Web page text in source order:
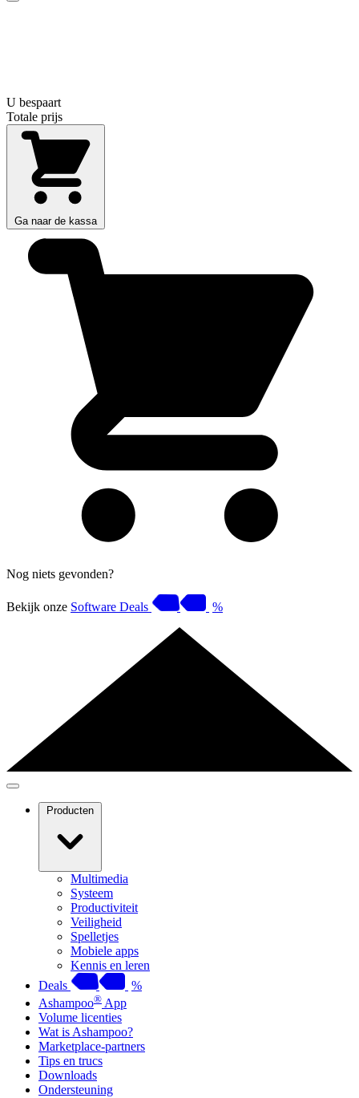
U bespaart
Totale prijs
Ga naar de kassa
Nog niets gevonden?
Bekijk onze Software Deals %
Producten
Multimedia
Systeem
Productiviteit
Veiligheid
Spelletjes
Mobiele apps
Kennis en leren
Deals
%
Ashampoo® App
Volume licenties
Wat is Ashampoo?
Marketplace-partners
Tips en trucs
Downloads
Ondersteuning